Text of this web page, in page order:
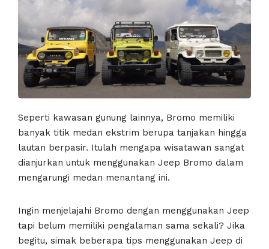
Seperti kawasan gunung lainnya, Bromo memiliki
banyak titik medan ekstrim berupa tanjakan hingga
lautan berpasir. Itulah mengapa wisatawan sangat
dianjurkan untuk menggunakan Jeep Bromo dalam
mengarungi medan menantang ini.
Ingin menjelajahi Bromo dengan menggunakan Jeep
tapi belum memiliki pengalaman sama sekali? Jika
begitu, simak beberapa tips menggunakan Jeep di